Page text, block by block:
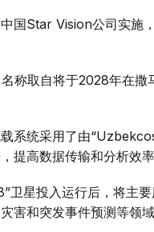
国Star Vision公司实施
称取自将于2028年在撒
系统采用了由
提高数据传输和分析效率
星投入运行后，将主
害和突发事件预测等领